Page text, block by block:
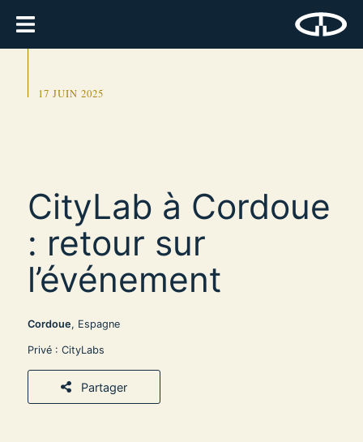
17 JUIN 2025
CityLab à Cordoue
: retour sur
l’événement
Cordoue, Espagne
Privé : CityLabs
Partager